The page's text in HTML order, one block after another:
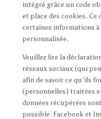
intégré grâce un code
et place des cookies.
certaines informations
personnalisée.
Veuillez lire la
réseaux sociaux (qui
afin de savoir ce qu’ils
(personnelles) traitées
données récupérées
possible. Facebook et